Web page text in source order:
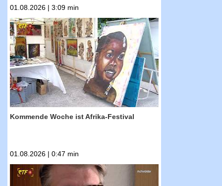
01.08.2026 | 3:09 min
RTF.1-Nachrichten: Kommende Woche ist
Afrika-Festival
Kommende Woche ist Afrika-Festival
01.08.2026 | 0:47 min
RTF.1-Nachrichten: Unfall unter